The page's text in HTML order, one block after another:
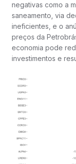
negativas como a
saneamento, via
ineficientes, e o
preços da
economia pode
investimentos e